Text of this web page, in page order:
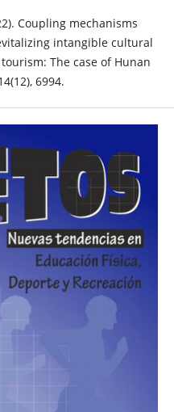
Coupling mechanisms
intangible cultural
The case of Hunan
6994.